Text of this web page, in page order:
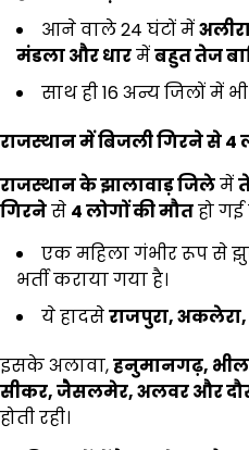
आने वाले 24 घंटों में
मंडला और धारमेंबहुत तेज
साथ ही 16 अन्य जिलों में भी
राजस्थान में बिजली गिरने से4
राजस्थान के झालावाड़ जिलेमें
गिरनेसे 4लोगों की मौतहो गई
एक महिला गंभीर रूप से
भर्ती कराया गया है।
ये हादसेराजपुरा,अकलेरा,
इसके अलावा,हनुमानगढ़,
सीकर,जैसलमेर,अलवर और
होती रही।